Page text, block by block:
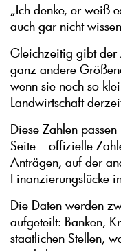
„Ich denke, er weiß
auch gar nicht
Gleichzeitig gibt der
ganz andere
wenn sie noch so
Landwirtschaft
Diese Zahlen
Seite – offizielle
Anträgen, auf der
Finanzierungslücke
Die Daten werden
aufgeteilt: Banken,
staatlichen Stellen,